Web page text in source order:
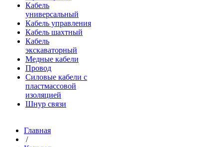
Кабель
универсальный
Кабель управления
Кабель шахтный
Кабель
экскаваторный
Медные кабели
Провод
Силовые кабели с
пластмассовой
изоляцией
Шнур связи
Главная
/